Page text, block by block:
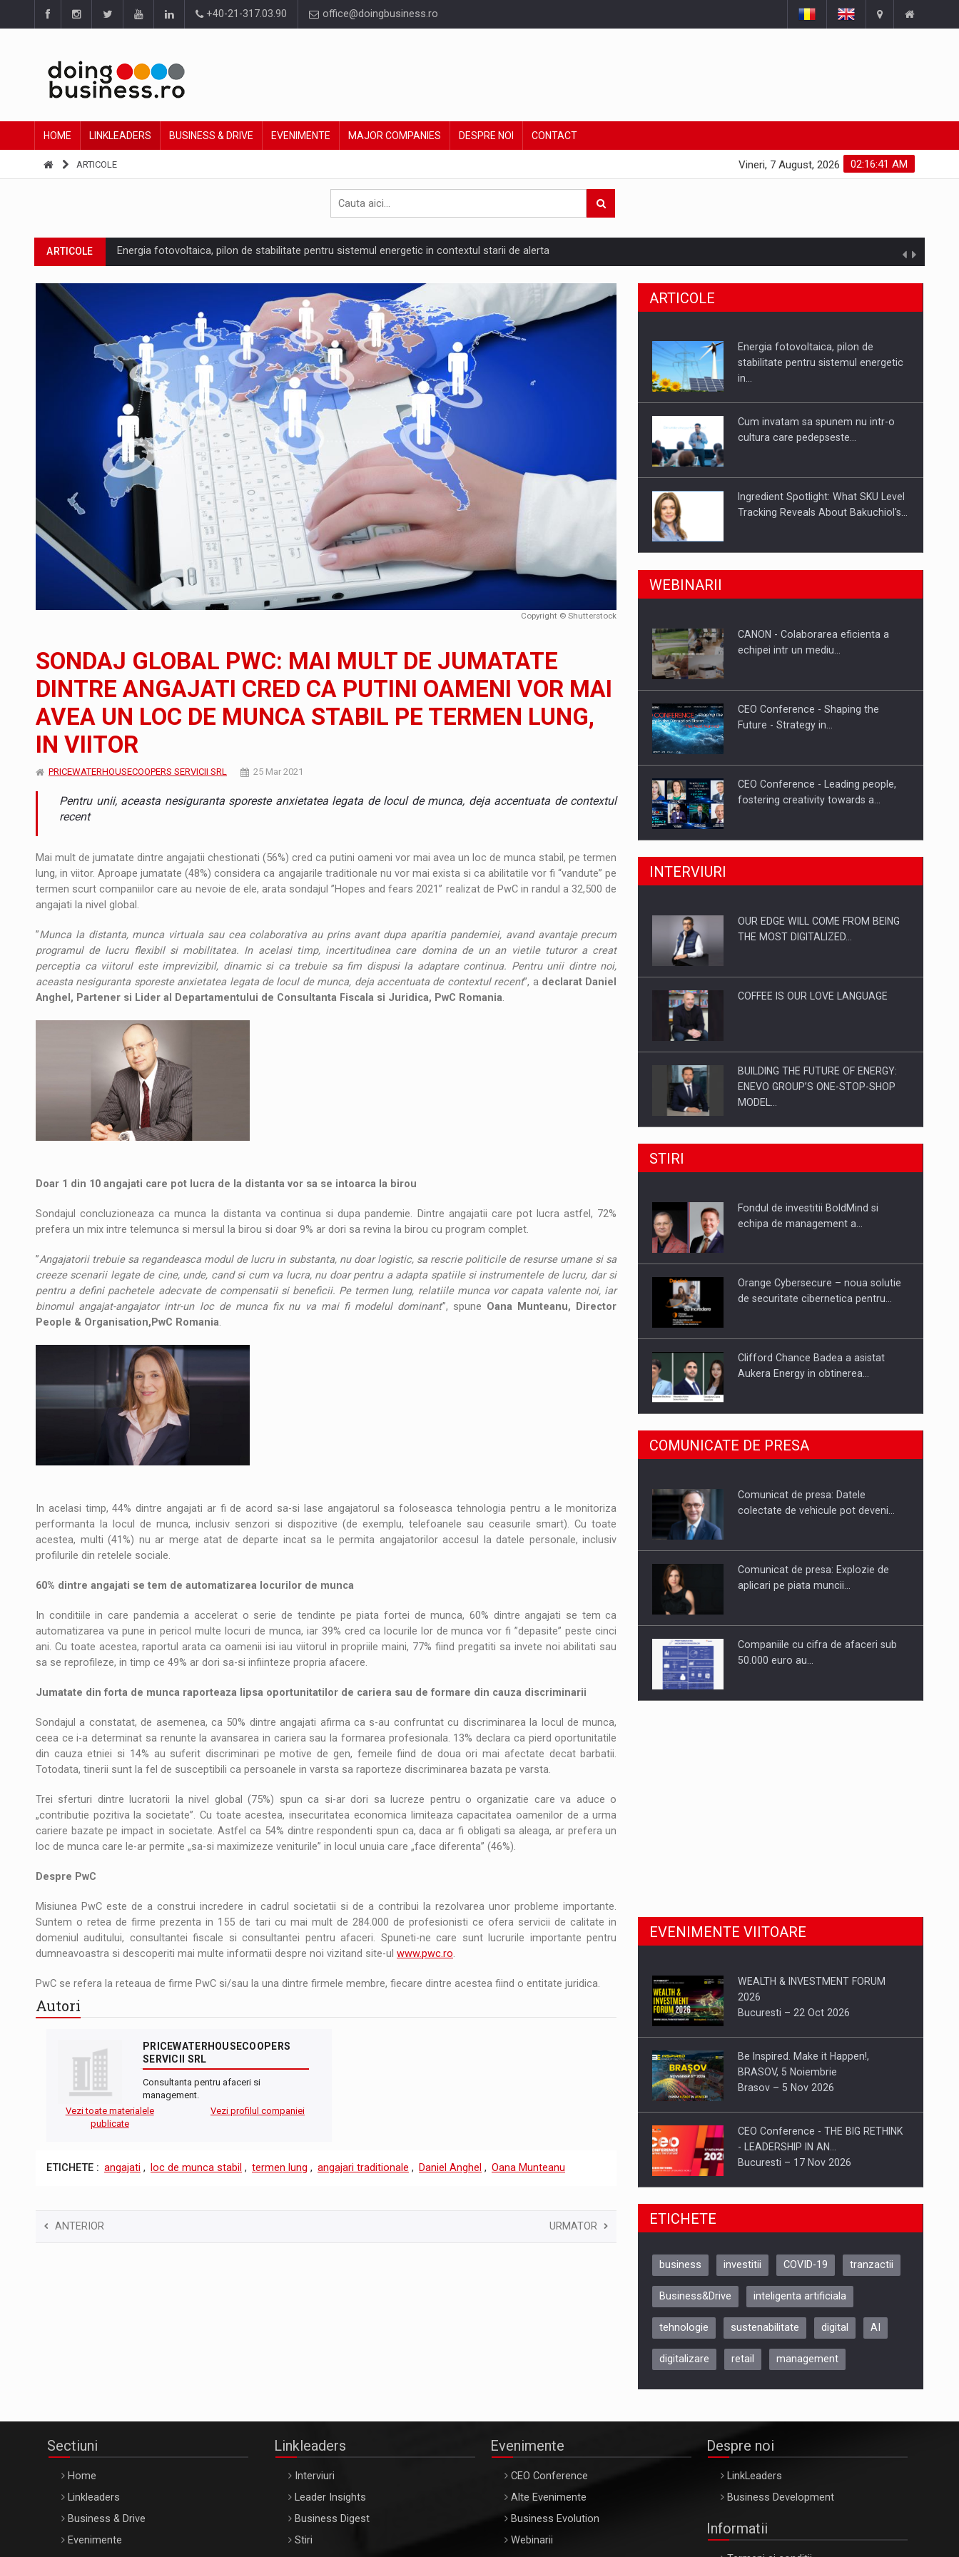
+40-21-317.03.90 office@doingbusiness.ro
HOME LINKLEADERS BUSINESS & DRIVE EVENIMENTE MAJOR COMPANIES DESPRE NOI CONTACT
ARTICOLE 02:16:42 AM
Vineri, 7 August, 2026
ARTICOLE Energia fotovoltaica, pilon de stabilitate pentru sistemul energetic in contextul starii de alerta
ARTICOLE Cum invatam sa spunem nu intr-o cultura care pedepseste granitele?
ARTICOLE Ingredient Spotlight: What SKU Level Tracking Reveals About Bakuchiol's Evolution
Producatorii si comerciantii care nu se supun noilor reglementari UE privind ambalajele pot risca retragerea produselor din piata
LEADERSHIP IN MISCARE
CU BATERIILE PERMANENT INCARCATE
PUTTING ROMANIAN CORPORATE COMPANIES ON THE INTERNATIONAL BUSINESS SCENE
OUR EDGE WILL COME FROM BEING THE MOST DIGITALIZED WHOLESALER IN ROMANIA
INTERVIURI COFFEE IS OUR LOVE LANGUAGE
STIRI Hard Enduro Piatra Craiului 2026, fueled by benzinariile RO concept OSCAR – peste 500 de participanti
Fondul de investitii BoldMind si echipa de management a Pall-Ex, liderul pietei de transport paletizat din Romania, preiau compania intr-o tranzactie de peste 25…
STIRI RANGE ROVER DEZVALUIE AL CINCILEA MEMBRU AL FAMILIEI: RANGE ROVER GT
STIRI JAECOO 5 SHS-H a ajuns in Romania
ARTICOLE Proteinmaxxing and the Future of Protein Demand
Copyright © Shutterstock
SONDAJ GLOBAL PWC: MAI MULT DE JUMATATE
DINTRE ANGAJATI CRED CA PUTINI OAMENI VOR MAI
AVEA UN LOC DE MUNCA STABIL PE TERMEN LUNG,
IN VIITOR
PRICEWATERHOUSECOOPERS SERVICII SRL 25 Mar 2021
Pentru unii, aceasta nesiguranta sporeste anxietatea legata de locul de munca, deja accentuata de contextul
recent
Mai mult de jumatate dintre angajatii chestionati (56%) cred ca putini oameni vor mai avea un loc de munca stabil, pe termen
lung, in viitor. Aproape jumatate (48%) considera ca angajarile traditionale nu vor mai exista si ca abilitatile vor fi “vandute” pe
termen scurt companiilor care au nevoie de ele, arata sondajul ”Hopes and fears 2021” realizat de PwC in randul a 32,500 de
angajati la nivel global.
”Munca la distanta, munca virtuala sau cea colaborativa au prins avant dupa aparitia pandemiei, avand avantaje precum
programul de lucru flexibil si mobilitatea. In acelasi timp, incertitudinea care domina de un an vietile tuturor a creat
perceptia ca viitorul este imprevizibil, dinamic si ca trebuie sa fim dispusi la adaptare continua. Pentru unii dintre noi,
aceasta nesiguranta sporeste anxietatea legata de locul de munca, deja accentuata de contextul recent”, a declarat Daniel
Anghel, Partener si Lider al Departamentului de Consultanta Fiscala si Juridica, PwC Romania.
Doar 1 din 10 angajati care pot lucra de la distanta vor sa se intoarca la birou
Sondajul concluzioneaza ca munca la distanta va continua si dupa pandemie. Dintre angajatii care pot lucra astfel, 72%
prefera un mix intre telemunca si mersul la birou si doar 9% ar dori sa revina la birou cu program complet.
”Angajatorii trebuie sa regandeasca modul de lucru in substanta, nu doar logistic, sa rescrie politicile de resurse umane si sa
creeze scenarii legate de cine, unde, cand si cum va lucra, nu doar pentru a adapta spatiile si instrumentele de lucru, dar si
pentru a defini pachetele adecvate de compensatii si beneficii. Pe termen lung, relatiile munca vor capata valente noi, iar
binomul angajat-angajator intr-un loc de munca fix nu va mai fi modelul dominant”, spune Oana Munteanu, Director
People & Organisation,PwC Romania.
In acelasi timp, 44% dintre angajati ar fi de acord sa-si lase angajatorul sa foloseasca tehnologia pentru a le monitoriza
performanta la locul de munca, inclusiv senzori si dispozitive (de exemplu, telefoanele sau ceasurile smart). Cu toate
acestea, multi (41%) nu ar merge atat de departe incat sa le permita angajatorilor accesul la datele personale, inclusiv
profilurile din retelele sociale.
60% dintre angajati se tem de automatizarea locurilor de munca
In conditiile in care pandemia a accelerat o serie de tendinte pe piata fortei de munca, 60% dintre angajati se tem ca
automatizarea va pune in pericol multe locuri de munca, iar 39% cred ca locurile lor de munca vor fi ”depasite” peste cinci
ani. Cu toate acestea, raportul arata ca oamenii isi iau viitorul in propriile maini, 77% fiind pregatiti sa invete noi abilitati sau
sa se reprofileze, in timp ce 49% ar dori sa-si infiinteze propria afacere.
Jumatate din forta de munca raporteaza lipsa oportunitatilor de cariera sau de formare din cauza discriminarii
Sondajul a constatat, de asemenea, ca 50% dintre angajati afirma ca s-au confruntat cu discriminarea la locul de munca,
ceea ce i-a determinat sa renunte la avansarea in cariera sau la formarea profesionala. 13% declara ca pierd oportunitatile
din cauza etniei si 14% au suferit discriminari pe motive de gen, femeile fiind de doua ori mai afectate decat barbatii.
Totodata, tinerii sunt la fel de susceptibili ca persoanele in varsta sa raporteze discriminarea bazata pe varsta.
Trei sferturi dintre lucratorii la nivel global (75%) spun ca si-ar dori sa lucreze pentru o organizatie care va aduce o
„contributie pozitiva la societate”. Cu toate acestea, insecuritatea economica limiteaza capacitatea oamenilor de a urma
cariere bazate pe impact in societate. Astfel ca 54% dintre respondenti spun ca, daca ar fi obligati sa aleaga, ar prefera un
loc de munca care le-ar permite „sa-si maximizeze veniturile” in locul unuia care „face diferenta” (46%).
Despre PwC
Misiunea PwC este de a construi incredere in cadrul societatii si de a contribui la rezolvarea unor probleme importante.
Suntem o retea de firme prezenta in 155 de tari cu mai mult de 284.000 de profesionisti ce ofera servicii de calitate in
domeniul auditului, consultantei fiscale si consultantei pentru afaceri. Spuneti-ne care sunt lucrurile importante pentru
dumneavoastra si descoperiti mai multe informatii despre noi vizitand site-ul www.pwc.ro.
PwC se refera la reteaua de firme PwC si/sau la una dintre firmele membre, fiecare dintre acestea fiind o entitate juridica.
Autori
PRICEWATERHOUSECOOPERS
SERVICII SRL
Consultanta pentru afaceri si
management.
Vezi toate materialele
publicate
Vezi profilul companiei
ETICHETE : angajati , loc de munca stabil , termen lung , angajari traditionale , Daniel Anghel , Oana Munteanu
ANTERIOR URMATOR
ARTICOLE
Energia fotovoltaica, pilon de
stabilitate pentru sistemul energetic
in…
Cum invatam sa spunem nu intr-o
cultura care pedepseste…
Ingredient Spotlight: What SKU Level
Tracking Reveals About Bakuchiol's…
Producatorii si comerciantii care nu
Proteinmaxxing and the Future of
WEBINARII
CANON - Colaborarea eficienta a
echipei intr un mediu…
CEO Conference - Shaping the
Future - Strategy in…
CEO Conference - Leading people,
fostering creativity towards a…
CEO Conference - Shaping The
Webinar - Business Evolution-
INTERVIURI
OUR EDGE WILL COME FROM BEING
THE MOST DIGITALIZED…
COFFEE IS OUR LOVE LANGUAGE
BUILDING THE FUTURE OF ENERGY:
ENEVO GROUP’S ONE-STOP-SHOP
MODEL…
ROOTED IN ROMANIA, BUILT TO
PUTTING ROMANIAN CORPORATE
STIRI
Fondul de investitii BoldMind si
echipa de management a…
Orange Cybersecure – noua solutie
de securitate cibernetica pentru…
Clifford Chance Badea a asistat
Aukera Energy in obtinerea…
SAPTE PERSONALITATI DIN MEDIUL
DE AFACERI, ACADEMIC SI
Hard Enduro Piatra Craiului 2026,
COMUNICATE DE PRESA
Comunicat de presa: Datele
colectate de vehicule pot deveni…
Comunicat de presa: Explozie de
aplicari pe piata muncii…
Companiile cu cifra de afaceri sub
50.000 euro au…
EVENIMENTE VIITOARE
WEALTH & INVESTMENT FORUM
2026
Bucuresti – 22 Oct 2026
Be Inspired. Make it Happen!,
BRASOV, 5 Noiembrie
Brasov – 5 Nov 2026
CEO Conference - THE BIG RETHINK
- LEADERSHIP IN AN…
Bucuresti – 17 Nov 2026
Be Inspired. Make it Happen!, CLUJ, 9
ARTEMIS LETO, ORADEA, 8
Oradea – 8 Oct 2026
ETICHETE
business investitii COVID-19 tranzactii
Business&Drive inteligenta artificiala
tehnologie sustenabilitate digital AI
digitalizare retail management
Sectiuni
Home
Linkleaders
Business & Drive
Evenimente
Linkleaders
Interviuri
Leader Insights
Business Digest
Stiri
Evenimente
CEO Conference
Alte Evenimente
Business Evolution
Webinarii
Despre noi
LinkLeaders
Business Development
Informatii